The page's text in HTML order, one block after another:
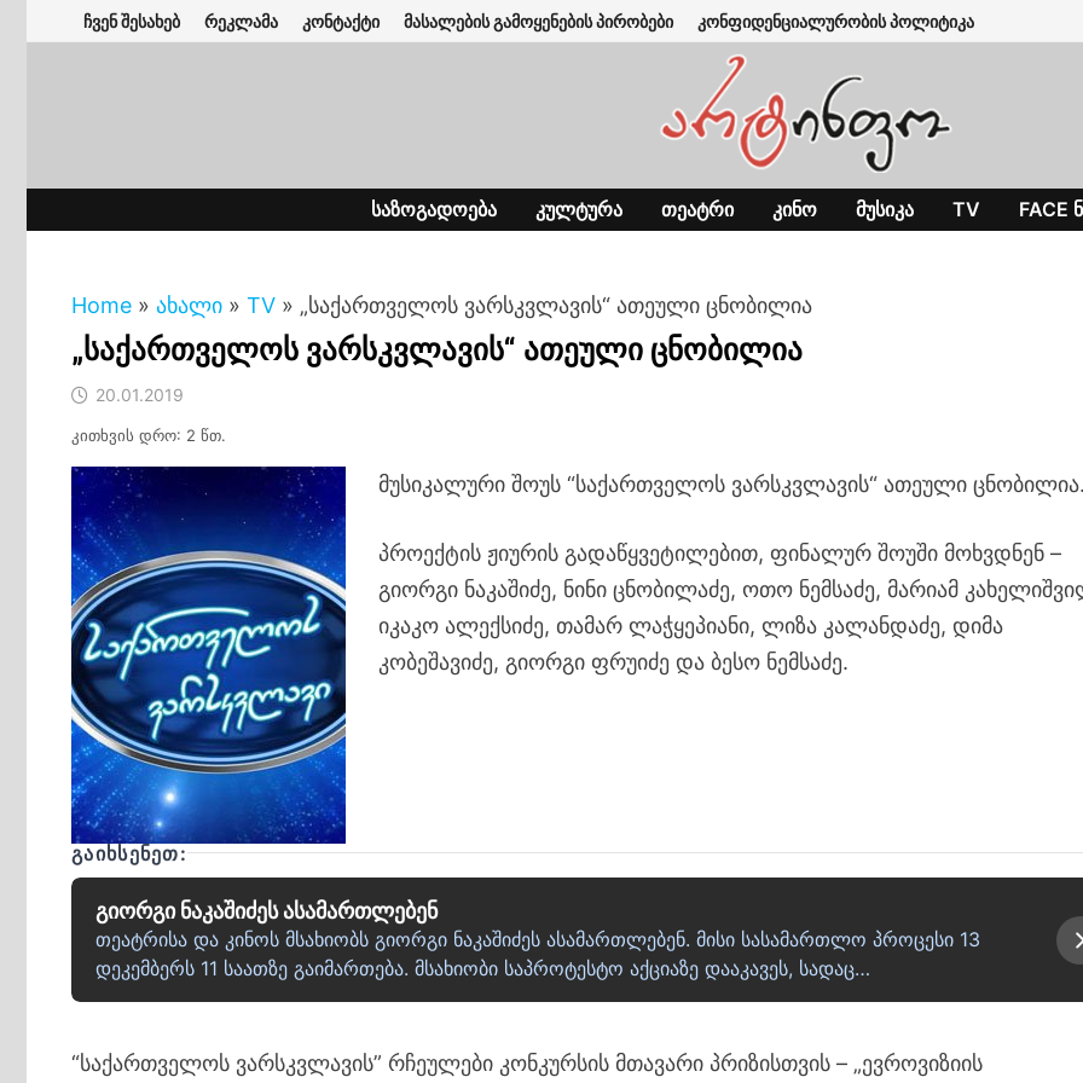
to
ჩვენ შესახებ რეკლამა კონტაქტი მასალების გამოყენების პირობები კონფიდენციალურობის პოლიტიკა
ᲡᲐᲖᲝᲒᲐᲓᲝᲔᲑᲐ ᲙᲣᲚᲢᲣᲠᲐ ᲗᲔᲐᲢᲠᲘ ᲙᲘᲜᲝ ᲛᲣᲡᲘᲙᲐ TV FACE
Home » ახალი » TV » „საქართველოს ვარსკვლავის“ ათეული ცნობილია
„საქართველოს ვარსკვლავის“ ათეული ცნობილია
20.01.2019
კითხვის დრო: 2 წთ.
მუსიკალური შოუს “საქართველოს ვარსკვლავის“ ათეული
პროექტის ჟიურის გადაწყვეტილებით, ფინალურ შოუში მოხვდნენ –
გიორგი ნაკაშიძე, ნინი ცნობილაძე, ოთო ნემსაძე, მარიამ
იკაკო ალექსიძე, თამარ ლაჭყეპიანი, ლიზა კალანდაძე, დიმა
კობეშავიძე, გიორგი ფრუიძე და ბესო ნემსაძე.
ᲒᲐᲘᲮᲡᲔᲜᲔᲗ:
გიორგი ნაკაშიძეს ასამართლებენ
თეატრისა და კინოს მსახიობს გიორგი ნაკაშიძეს ასამართლებენ. მისი სასამართლო პროცესი 13
დეკემბერს 11 საათზე გაიმართება. მსახიობი საპროტესტო აქციაზე დააკავეს, სადაც…
“საქართველოს ვარსკვლავის” რჩეულები კონკურსის მთავარი პრიზისთვის – „ევროვიზიის